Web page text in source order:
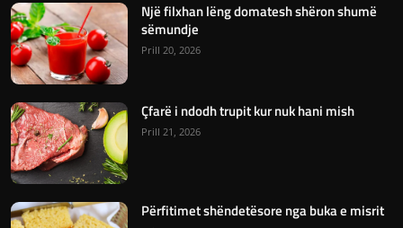
Një filxhan lëng domatesh shëron shumë
sëmundje
Prill 20, 2026
Çfarë i ndodh trupit kur nuk hani mish
Prill 21, 2026
Përfitimet shëndetësore nga buka e misrit